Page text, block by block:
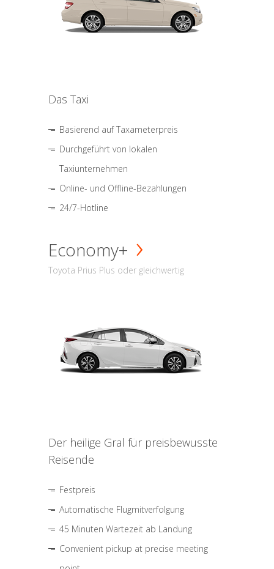
Das Taxi
Basierend auf Taxameterpreis
Durchgeführt von lokalen
Taxiunternehmen
Online- und Offline-Bezahlungen
24/7-Hotline
Economy+
Toyota Prius Plus oder gleichwertig
Der heilige Gral für preisbewusste
Reisende
Festpreis
Automatische Flugmitverfolgung
45 Minuten Wartezeit ab Landung
Convenient pickup at precise meeting